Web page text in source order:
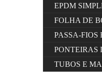
EPDM
FOLHA DE
PASSA-FIOS
PONTEIRAS
TUBOS E